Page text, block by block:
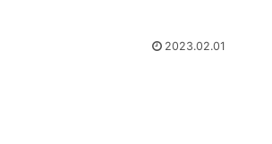
2023.02.01